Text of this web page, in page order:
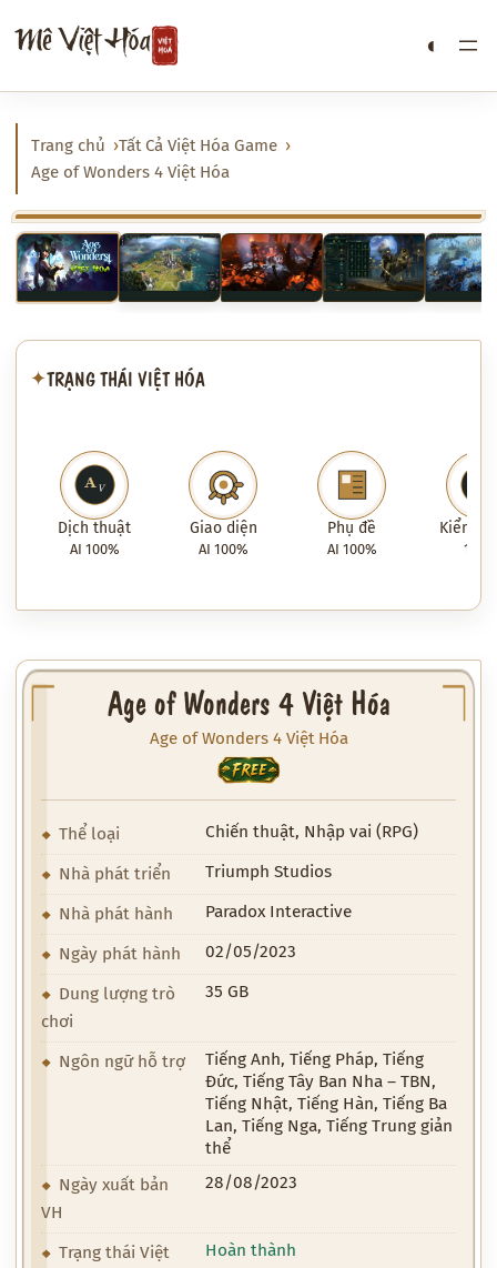
đến
nội
dung
Mê Việt Hóa ◐
Trang chủ
Tất Cả Việt Hóa Game
Age of Wonders 4 Việt Hóa
‹ ›
✦TRẠNG THÁI VIỆT HÓA
Dịch thuật
AI 100%
Giao diện
AI 100%
Phụ đề
AI 100%
Kiểm
100%
Age of Wonders 4 Việt Hóa
Age of Wonders 4 Việt Hóa
FREE
Thể loại Chiến thuật, Nhập vai (RPG)
Nhà phát triển Triumph Studios
Nhà phát hành Paradox Interactive
Ngày phát hành 02/05/2023
Dung lượng trò
chơi
35 GB
Ngôn ngữ hỗ trợ
Tiếng Anh, Tiếng Pháp, Tiếng
Đức, Tiếng Tây Ban Nha – TBN,
Tiếng Nhật, Tiếng Hàn, Tiếng Ba
Lan, Tiếng Nga, Tiếng Trung giản
thể
Ngày xuất bản
VH
28/08/2023
Trạng thái Việt
Hoàn thành